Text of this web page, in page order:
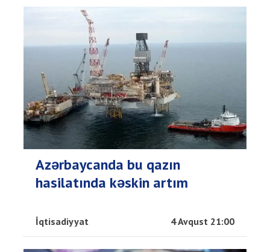
Azərbaycanda bu qazın
hasilatında kəskin artım
İqtisadiyyat 4 Avqust 21:00